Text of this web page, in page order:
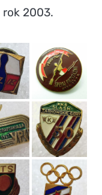
2003.